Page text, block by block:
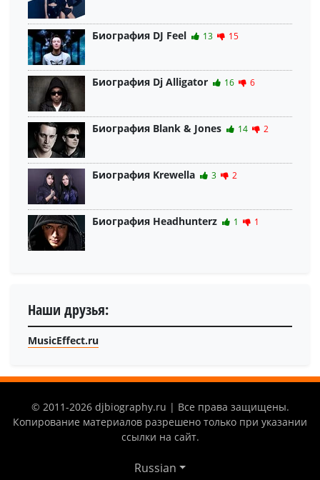
Биография DJ Feel 13 15
Биография Dj Alligator 16 6
Биография Blank & Jones 14 2
Биография Krewella 3 2
Биография Headhunterz 1 1
Наши друзья:
MusicEffect.ru
© 2011-2026 djbiography.ru | Все права защищены.
Копирование материалов разрешено только при указании
ссылки на сайт.
Russian